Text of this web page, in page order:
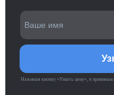
Нажимая кнопку «Узнать цену», я принимаю